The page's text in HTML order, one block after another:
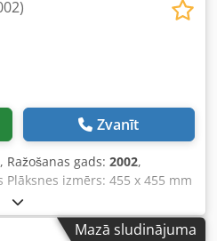
Zvanīt
, Ražošanas gads: 2002,
izmērs: 455 x 455 mm
mm Maksimālais brīvais
Refx Ac Dsrf
Mazā sludinājuma